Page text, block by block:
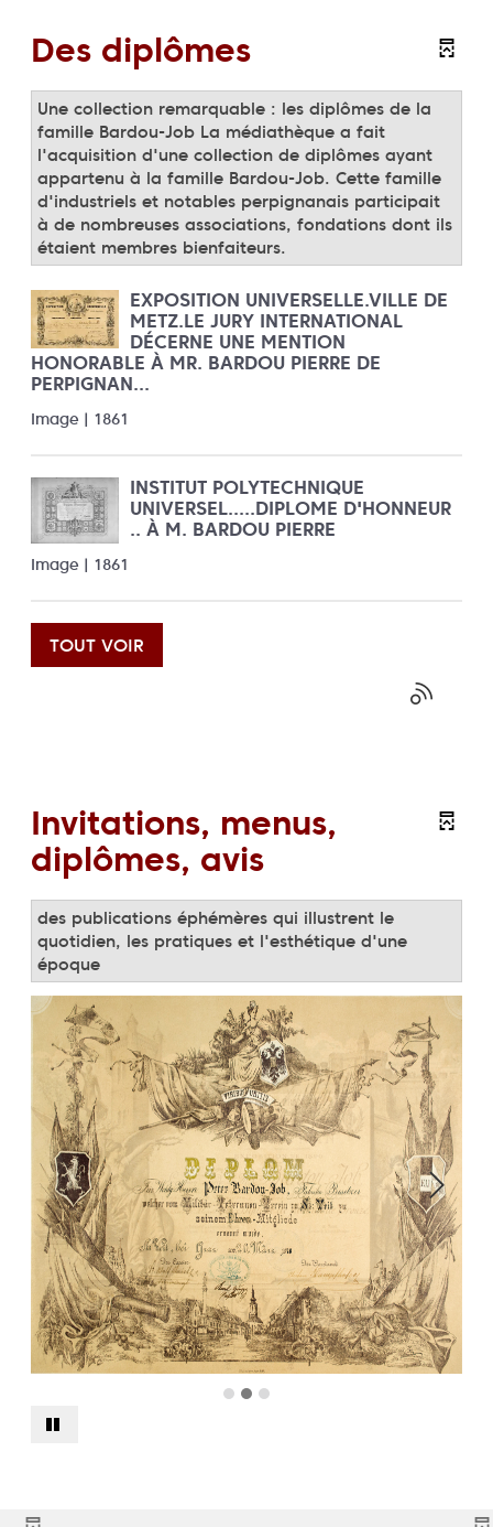
Des diplômes
Une collection remarquable : les diplômes de la
famille Bardou-Job La médiathèque a fait
l'acquisition d'une collection de diplômes ayant
appartenu à la famille Bardou-Job. Cette famille
d'industriels et notables perpignanais participait
à de nombreuses associations, fondations dont ils
étaient membres bienfaiteurs.
EXPOSITION UNIVERSELLE.VILLE DE
METZ.LE JURY INTERNATIONAL
DÉCERNE UNE MENTION
HONORABLE À MR. BARDOU PIERRE DE
PERPIGNAN...
Image | 1861
INSTITUT POLYTECHNIQUE
UNIVERSEL.....DIPLOME D'HONNEUR
.. À M. BARDOU PIERRE
Image | 1861
TOUT VOIR
Invitations, menus,
diplômes, avis
des publications éphémères qui illustrent le
quotidien, les pratiques et l'esthétique d'une
époque